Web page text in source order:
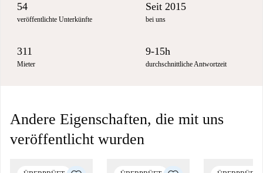
54
veröffentlichte Unterkünfte
Seit 2015
bei uns
311
Mieter
9-15h
durchschnittliche Antwortzeit
Andere Eigenschaften, die mit uns
veröffentlicht wurden